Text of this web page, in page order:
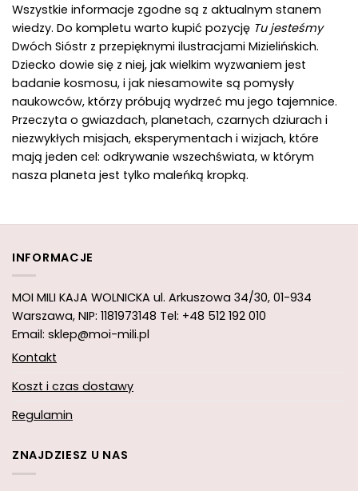
Wszystkie informacje zgodne są z aktualnym stanem
wiedzy. Do kompletu warto kupić pozycję Tu jesteśmy
Dwóch Sióstr z przepięknymi ilustracjami Mizielińskich.
Dziecko dowie się z niej, jak wielkim wyzwaniem jest
badanie kosmosu, i jak niesamowite są pomysły
naukowców, którzy próbują wydrzeć mu jego tajemnice.
Przeczyta o gwiazdach, planetach, czarnych dziurach i
niezwykłych misjach, eksperymentach i wizjach, które
mają jeden cel: odkrywanie wszechświata, w którym
nasza planeta jest tylko maleńką kropką.
INFORMACJE
MOI MILI KAJA WOLNICKA ul. Arkuszowa 34/30, 01-934
Warszawa, NIP: 1181973148 Tel: +48 512 192 010
Email: sklep@moi-mili.pl
Kontakt
Koszt i czas dostawy
Regulamin
ZNAJDZIESZ U NAS